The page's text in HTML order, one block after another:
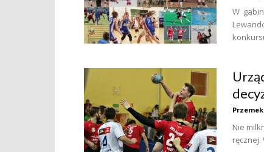
W
Nie
ręcznej.